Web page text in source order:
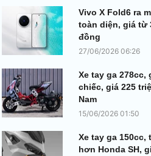
Vivo X Fold6 ra
toàn diện, giá từ
đồng
27/06/2026 06:26
Xe tay ga 278cc,
chiếc, giá 225
Nam
15/06/2026 01:50
Xe tay ga 150cc,
hơn Honda SH,